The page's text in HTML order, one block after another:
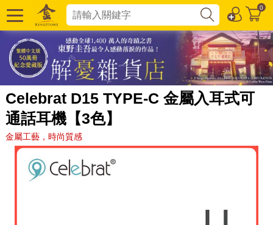
0
Celebrat D15 TYPE-C 金屬入耳式可
通話耳機【3色】
金屬工藝，時尚質感